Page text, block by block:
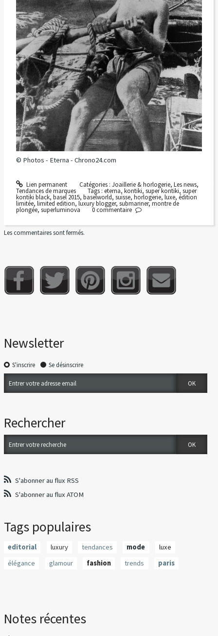
© Photos - Eterna - Chrono24.com
Lien permanent Catégories : Joaillerie & horlogerie, Les news,
Tendances de marques Tags :eterna,kontiki,super kontiki,super
kontiki black, basel 2015, baselworld, suisse, horlogerie, luxe, édition
limitée, limited edition, luxury blogger, submariner, montre de
plongée, superluminova 0commentaire
Les commentaires sont fermés.
Newsletter
S'inscrire Se désinscrire
Rechercher
S'abonner au flux RSS
S'abonner au flux ATOM
Tags populaires
editorial luxury tendances mode
luxe
élégance
glamour fashion trends paris
Notes récentes